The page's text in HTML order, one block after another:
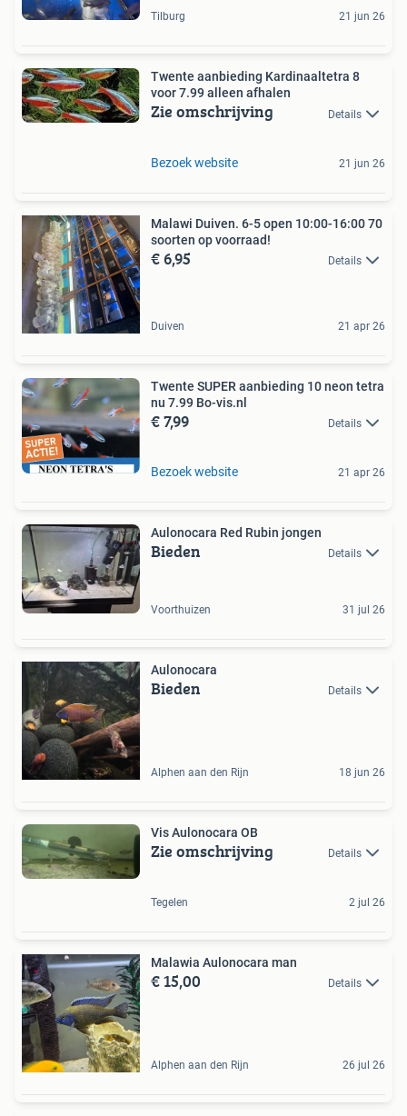
Tilburg 21 jun 26
Twente aanbieding Kardinaaltetra 8
voor 7.99 alleen afhalen
Zie omschrijving Details
Bezoek website 21 jun 26
Malawi Duiven. 6-5 open 10:00-16:00 70
soorten op voorraad!
€ 6,95 Details
Duiven 21 apr 26
Twente SUPER aanbieding 10 neon tetra
nu 7.99 Bo-vis.nl
€ 7,99 Details
Bezoek website 21 apr 26
Aulonocara Red Rubin jongen
Bieden Details
Voorthuizen 31 jul 26
Aulonocara
Bieden Details
Alphen aan den Rijn 18 jun 26
Vis Aulonocara OB
Zie omschrijving Details
Tegelen 2 jul 26
Malawia Aulonocara man
€ 15,00 Details
Alphen aan den Rijn 26 jul 26